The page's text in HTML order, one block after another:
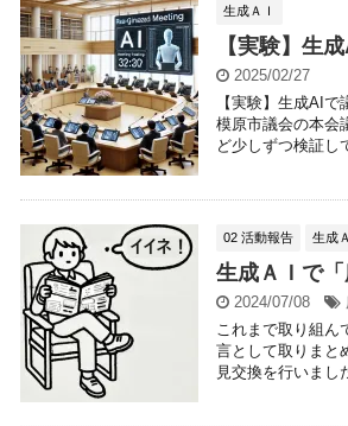
生成ＡＩ
【実験】生
2025/02/27
【実験】生成AI
模原市議会の本会
ど少しずつ検証し
02 活動報告 生成
生成ＡＩで
2024/07/08
これまで取り組ん
言として取りまと
見交換を行いまし